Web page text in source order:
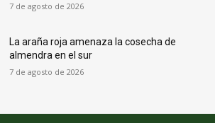
7 de agosto de 2026
La araña roja amenaza la cosecha de
almendra en el sur
7 de agosto de 2026